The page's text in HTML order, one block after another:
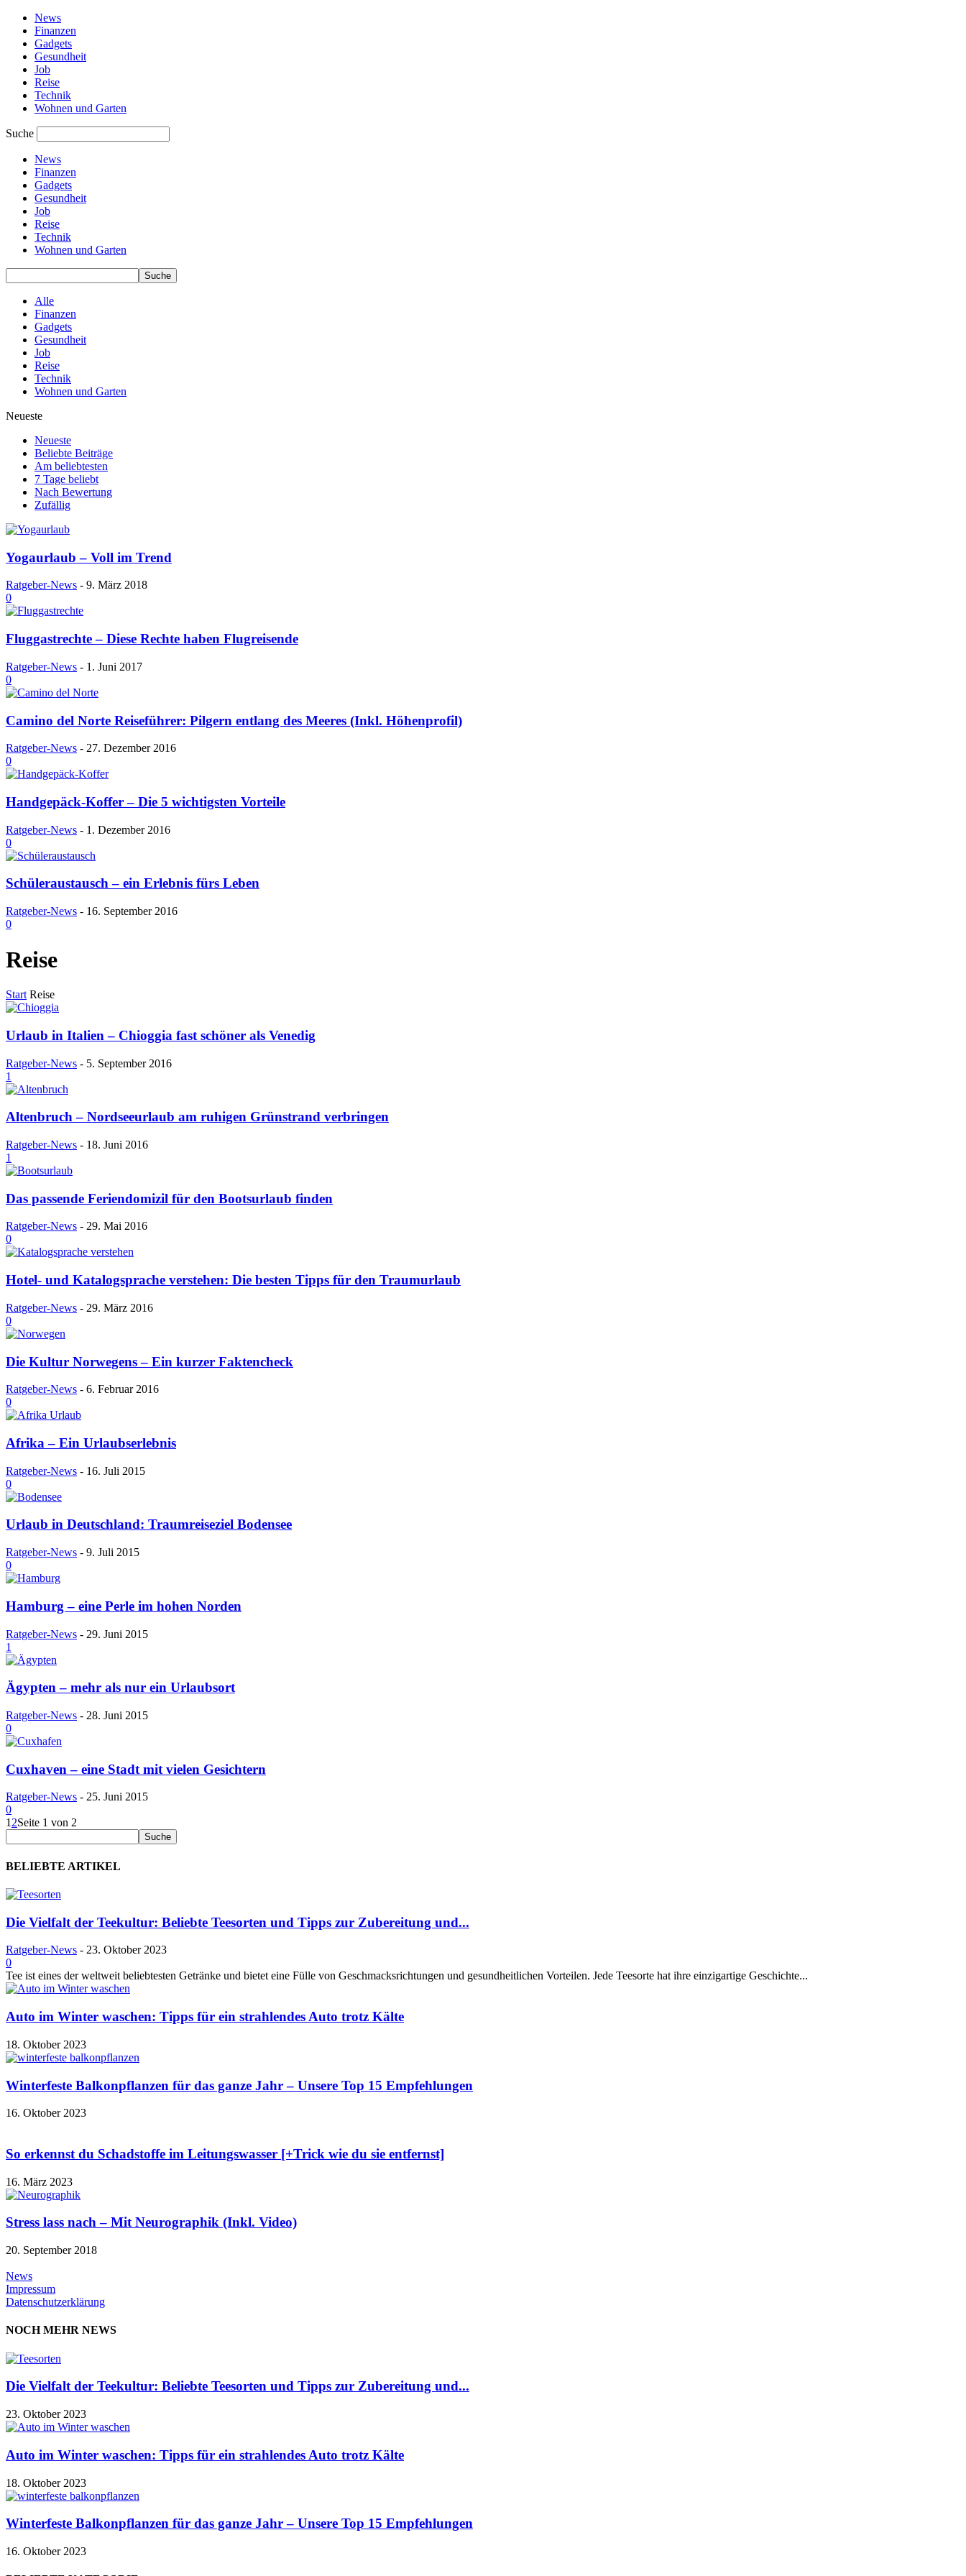
News
Finanzen
Gadgets
Gesundheit
Job
Reise
Technik
Wohnen und Garten
Suche
News
Finanzen
Gadgets
Gesundheit
Job
Reise
Technik
Wohnen und Garten
Alle
Finanzen
Gadgets
Gesundheit
Job
Reise
Technik
Wohnen und Garten
Neueste
Neueste
Beliebte Beiträge
Am beliebtesten
7 Tage beliebt
Nach Bewertung
Zufällig
Yogaurlaub – Voll im Trend
Ratgeber-News - 9. März 2018
0
Fluggastrechte – Diese Rechte haben Flugreisende
Ratgeber-News - 1. Juni 2017
0
Camino del Norte Reiseführer: Pilgern entlang des Meeres (Inkl. Höhenprofil)
Ratgeber-News - 27. Dezember 2016
0
Handgepäck-Koffer – Die 5 wichtigsten Vorteile
Ratgeber-News - 1. Dezember 2016
0
Schüleraustausch – ein Erlebnis fürs Leben
Ratgeber-News - 16. September 2016
0
Reise
Start Reise
Urlaub in Italien – Chioggia fast schöner als Venedig
Ratgeber-News - 5. September 2016
1
Altenbruch – Nordseeurlaub am ruhigen Grünstrand verbringen
Ratgeber-News - 18. Juni 2016
1
Das passende Feriendomizil für den Bootsurlaub finden
Ratgeber-News - 29. Mai 2016
0
Hotel- und Katalogsprache verstehen: Die besten Tipps für den Traumurlaub
Ratgeber-News - 29. März 2016
0
Die Kultur Norwegens – Ein kurzer Faktencheck
Ratgeber-News - 6. Februar 2016
0
Afrika – Ein Urlaubserlebnis
Ratgeber-News - 16. Juli 2015
0
Urlaub in Deutschland: Traumreiseziel Bodensee
Ratgeber-News - 9. Juli 2015
0
Hamburg – eine Perle im hohen Norden
Ratgeber-News - 29. Juni 2015
1
Ägypten – mehr als nur ein Urlaubsort
Ratgeber-News - 28. Juni 2015
0
Cuxhaven – eine Stadt mit vielen Gesichtern
Ratgeber-News - 25. Juni 2015
0
12Seite 1 von 2
BELIEBTE ARTIKEL
Die Vielfalt der Teekultur: Beliebte Teesorten und Tipps zur Zubereitung und...
Ratgeber-News - 23. Oktober 2023
0
Tee ist eines der weltweit beliebtesten Getränke und bietet eine Fülle von Geschmacksrichtungen und gesundheitlichen Vorteilen. Jede Teesorte hat ihre einzigartige Geschichte...
Auto im Winter waschen: Tipps für ein strahlendes Auto trotz Kälte
18. Oktober 2023
Winterfeste Balkonpflanzen für das ganze Jahr – Unsere Top 15 Empfehlungen
16. Oktober 2023
So erkennst du Schadstoffe im Leitungswasser [+Trick wie du sie entfernst]
16. März 2023
Stress lass nach – Mit Neurographik (Inkl. Video)
20. September 2018
News
Impressum
Datenschutzerklärung
NOCH MEHR NEWS
Die Vielfalt der Teekultur: Beliebte Teesorten und Tipps zur Zubereitung und...
23. Oktober 2023
Auto im Winter waschen: Tipps für ein strahlendes Auto trotz Kälte
18. Oktober 2023
Winterfeste Balkonpflanzen für das ganze Jahr – Unsere Top 15 Empfehlungen
16. Oktober 2023